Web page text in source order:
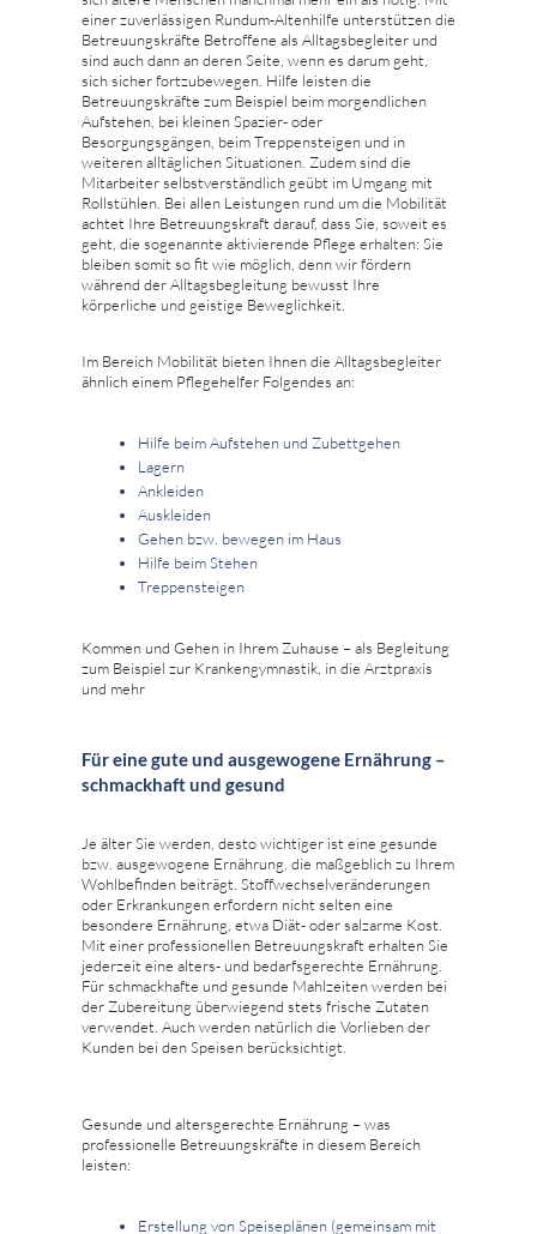
einer zuverlässigen Rundum-Altenhilfe unterstützen die
Betreuungskräfte Betroffene als Alltagsbegleiter und
sind auch dann an deren Seite, wenn es darum geht,
sich sicher fortzubewegen. Hilfe leisten die
Betreuungskräfte zum Beispiel beim morgendlichen
Aufstehen, bei kleinen Spazier- oder
Besorgungsgängen, beim Treppensteigen und in
weiteren alltäglichen Situationen. Zudem sind die
Mitarbeiter selbstverständlich geübt im Umgang mit
Rollstühlen. Bei allen Leistungen rund um die Mobilität
achtet Ihre Betreuungskraft darauf, dass Sie, soweit es
geht, die sogenannte aktivierende Pflege erhalten: Sie
bleiben somit so fit wie möglich, denn wir fördern
während der Alltagsbegleitung bewusst Ihre
körperliche und geistige Beweglichkeit.
Im Bereich Mobilität bieten Ihnen die Alltagsbegleiter
ähnlich einem Pflegehelfer Folgendes an:
Hilfe beim Aufstehen und Zubettgehen
Lagern
Ankleiden
Auskleiden
Gehen bzw. bewegen im Haus
Hilfe beim Stehen
Treppensteigen
Kommen und Gehen in Ihrem Zuhause – als Begleitung
zum Beispiel zur Krankengymnastik, in die Arztpraxis
und mehr
Für eine gute und ausgewogene Ernährung –
schmackhaft und gesund
Je älter Sie werden, desto wichtiger ist eine gesunde
bzw. ausgewogene Ernährung, die maßgeblich zu Ihrem
Wohlbefinden beiträgt. Stoffwechselveränderungen
oder Erkrankungen erfordern nicht selten eine
besondere Ernährung, etwa Diät- oder salzarme Kost.
Mit einer professionellen Betreuungskraft erhalten Sie
jederzeit eine alters- und bedarfsgerechte Ernährung.
Für schmackhafte und gesunde Mahlzeiten werden bei
der Zubereitung überwiegend stets frische Zutaten
verwendet. Auch werden natürlich die Vorlieben der
Kunden bei den Speisen berücksichtigt.
Gesunde und altersgerechte Ernährung – was
professionelle Betreuungskräfte in diesem Bereich
leisten:
Erstellung von Speiseplänen (gemeinsam mit